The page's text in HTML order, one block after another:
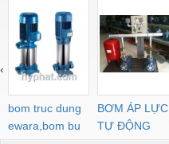
bom truc dung
ewara,bom bu
BƠM ÁP LỰC
TỰ ĐỘNG
‹